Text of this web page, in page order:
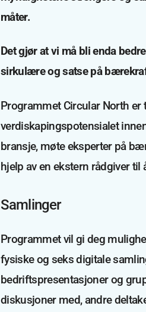
måter.
Det gjør at vi må bli enda
sirkulære og satse på
Programmet Circular North
verdiskapingspotensialet
bransje, møte eksperter på
hjelp av en ekstern rådgiver
Samlinger
Programmet vil gi deg
fysiske og seks digitale
bedriftspresentasjoner og
diskusjoner med, andre